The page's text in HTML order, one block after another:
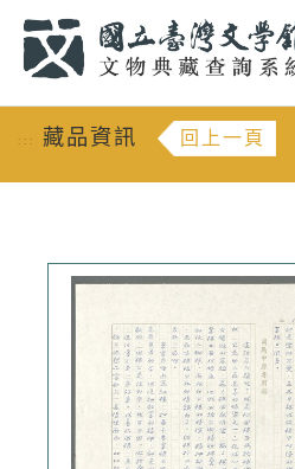
::: 藏品資訊 回上一頁